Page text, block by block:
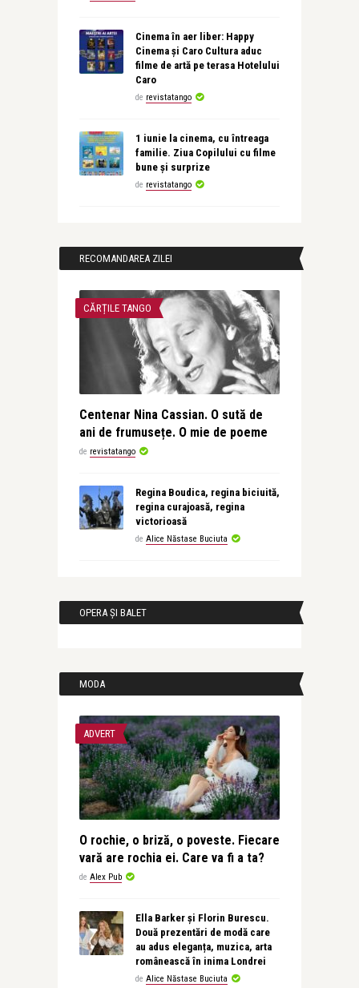
Cinema în aer liber: Happy
Cinema și Caro Cultura aduc
filme de artă pe terasa Hotelului
Caro
de revistatango
1 iunie la cinema, cu întreaga
familie. Ziua Copilului cu filme
bune și surprize
de revistatango
RECOMANDAREA ZILEI
CĂRȚILE TANGO
Centenar Nina Cassian. O sută de
ani de frumusețe. O mie de poeme
de revistatango
Regina Boudica, regina biciuită,
regina curajoasă, regina
victorioasă
de Alice Năstase Buciuta
OPERA ȘI BALET
MODA
ADVERT
O rochie, o briză, o poveste. Fiecare
vară are rochia ei. Care va fi a ta?
de Alex Pub
Ella Barker și Florin Burescu.
Două prezentări de modă care
au adus eleganța, muzica, arta
românească în inima Londrei
de Alice Năstase Buciuta